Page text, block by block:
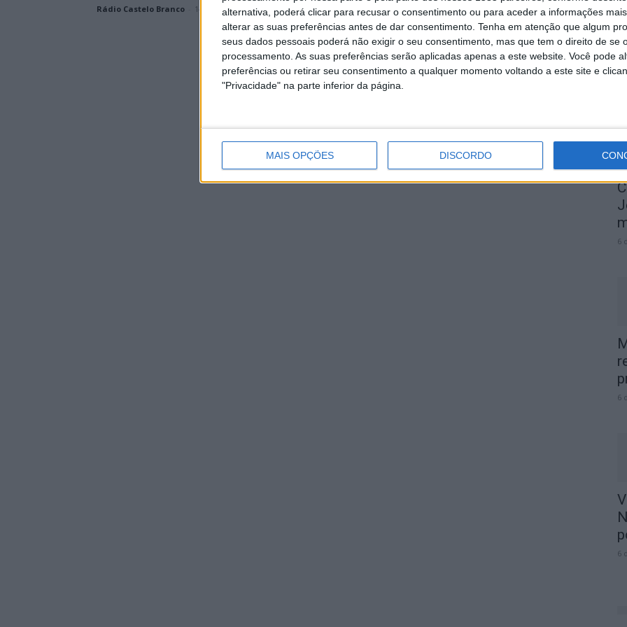
alternativa, poderá clicar para recusar o consentimento ou para aceder a informações
alterar as suas preferências antes de dar consentimento. Tenha em atenção que algum
seus dados pessoais poderá não exigir o seu consentimento, mas que tem o direito de se
processamento. As suas preferências serão aplicadas apenas a este website. Você pode
preferências ou retirar seu consentimento a qualquer momento voltando a este site e
"Privacidade" na parte inferior da página.
MAIS OPÇÕES DISCORDO
Rádio Castelo Branco 14 de Março, 2026 0 Rádio Castelo Branco - 6 de Julho, 2023 0
6
6
6